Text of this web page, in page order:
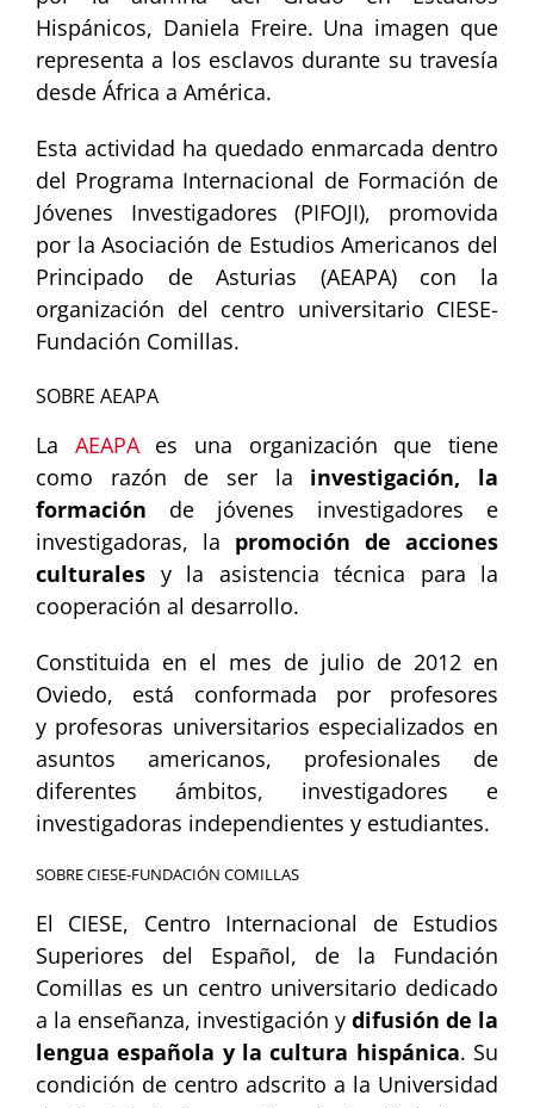
Hispánicos, Daniela Freire. Una imagen que
representa a los esclavos durante su travesía
desde África a América.
Esta actividad ha quedado enmarcada dentro
del Programa Internacional de Formación de
Jóvenes Investigadores (PIFOJI), promovida
por la Asociación de Estudios Americanos del
Principado de Asturias (AEAPA) con la
organización del centro universitario CIESE-
Fundación Comillas.
SOBRE AEAPA
La AEAPAes una organización que tiene
como razón de ser la investigación, la
formación de jóvenes investigadores e
investigadoras, la promoción de acciones
culturales y la asistencia técnica para la
cooperación al desarrollo.
Constituida en el mes de julio de 2012 en
Oviedo, está conformada por profesores
y profesoras universitarios especializados en
asuntos americanos, profesionales de
diferentes ámbitos, investigadores e
investigadoras independientes y estudiantes.
SOBRE CIESE-FUNDACIÓN COMILLAS
El CIESE, Centro Internacional de Estudios
Superiores del Español, de la Fundación
Comillas es un centro universitario dedicado
a la enseñanza, investigación y difusión de la
lengua española y la cultura hispánica. Su
condición de centro adscrito a la Universidad